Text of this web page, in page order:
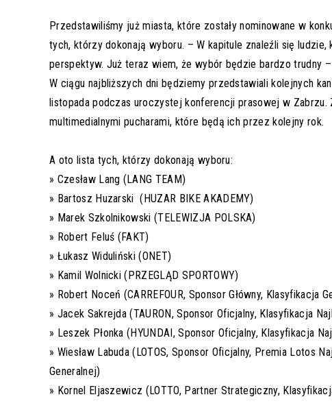
Przedstawiliśmy już miasta, które zostały nominowane w
tych, którzy dokonają wyboru. – W kapitule znaleźli się
perspektyw. Już teraz wiem, że wybór będzie bardzo trudny
W ciągu najbliższych dni będziemy przedstawiali kolejnych
listopada podczas uroczystej konferencji prasowej w
multimedialnymi pucharami, które będą ich przez kolejny rok.
A oto lista tych, którzy dokonają wyboru:
» Czesław Lang (LANG TEAM)
» Bartosz Huzarski (HUZAR BIKE AKADEMY)
» Marek Szkolnikowski (TELEWIZJA POLSKA)
» Robert Feluś (FAKT)
» Łukasz Widuliński (ONET)
» Kamil Wolnicki (PRZEGLĄD SPORTOWY)
» Robert Noceń (CARREFOUR, Sponsor Główny, Klasyfikacja
» Jacek Sakrejda (TAURON, Sponsor Oficjalny, Klasyfikacja
» Leszek Płonka (HYUNDAI, Sponsor Oficjalny, Klasyfikacja
» Wiesław Labuda (LOTOS, Sponsor Oficjalny, Premia Lotos
Generalnej)
» Kornel Eljaszewicz (LOTTO, Partner Strategiczny,